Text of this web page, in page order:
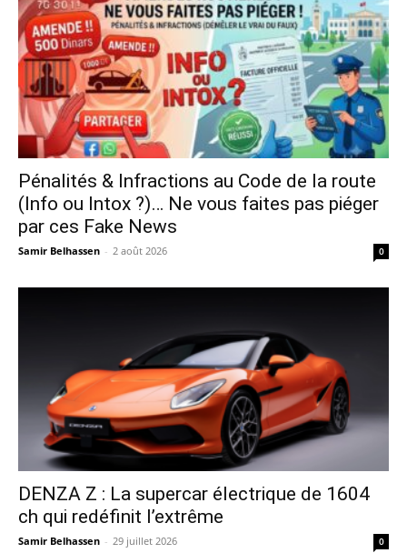
Pénalités & Infractions au Code de la route
(Info ou Intox ?)… Ne vous faites pas piéger
par ces Fake News
Samir Belhassen - 2 août 2026 0
DENZA Z : La supercar électrique de 1604
ch qui redéfinit l’extrême
Samir Belhassen - 29 juillet 2026 0